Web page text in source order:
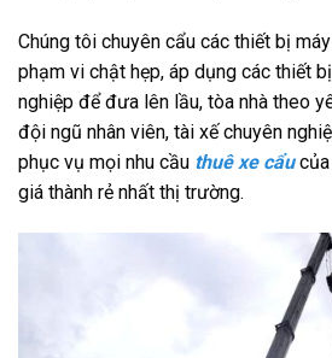
Chúng tôi chuyên cẩu các thiết bị
phạm vi chật hẹp, áp dụng các thiết
nghiệp để đưa lên lầu, tòa nhà theo
đội ngũ nhân viên, tài xế chuyên
phục vụ mọi nhu cầu thuê xe cẩucủa
giá thành rẻ nhất thị trường.